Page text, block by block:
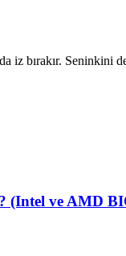
iz bırakır. Seninkini
(Intel ve AMD